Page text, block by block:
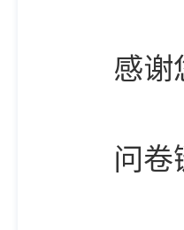
感谢您
问卷